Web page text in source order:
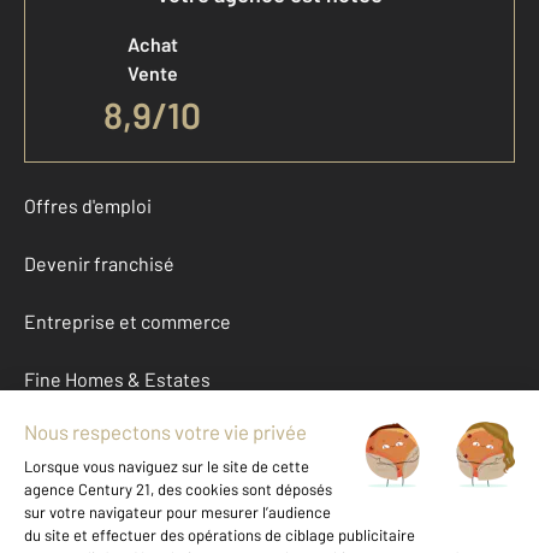
Achat
Vente
8,9/10
Offres d'emploi
Devenir franchisé
Entreprise et commerce
Fine Homes & Estates
À propos
International